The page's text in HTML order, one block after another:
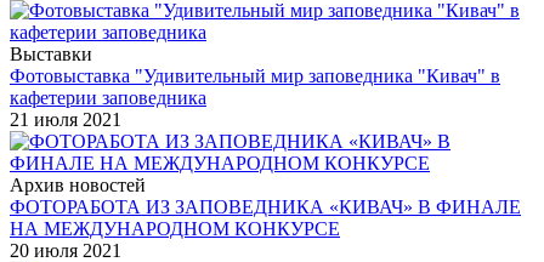
Выставки
Фотовыставка "Удивительный мир заповедника "Кивач" в
кафетерии заповедника
21 июля 2021
Архив новостей
ФОТОРАБОТА ИЗ ЗАПОВЕДНИКА «КИВАЧ» В ФИНАЛЕ
НА МЕЖДУНАРОДНОМ КОНКУРСЕ
20 июля 2021